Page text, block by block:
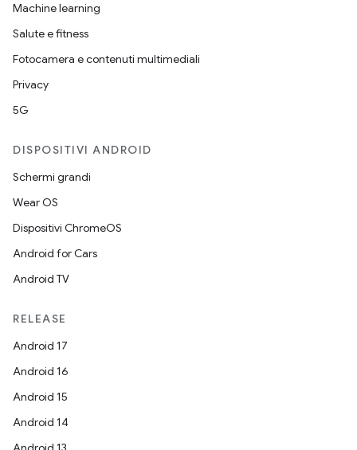
Machine learning
Salute e fitness
Fotocamera e contenuti multimediali
Privacy
5G
DISPOSITIVI ANDROID
Schermi grandi
Wear OS
Dispositivi ChromeOS
Android for Cars
Android TV
RELEASE
Android 17
Android 16
Android 15
Android 14